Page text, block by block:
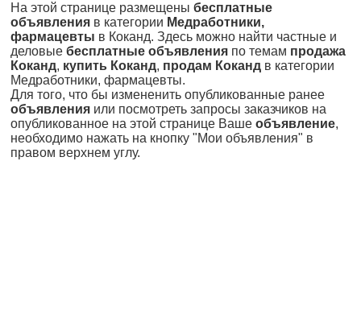
На этой странице размещены бесплатные
объявления в категории Медработники,
фармацевты в Коканд. Здесь можно найти частные и
деловые бесплатные объявления по темам продажа
Коканд, купить Коканд, продам Коканд в категории
Медработники, фармацевты.
Для того, что бы измененить опубликованные ранее
объявления или посмотреть запросы заказчиков на
опубликованное на этой странице Ваше объявление,
необходимо нажать на кнопку "Мои объявления" в
правом верхнем углу.